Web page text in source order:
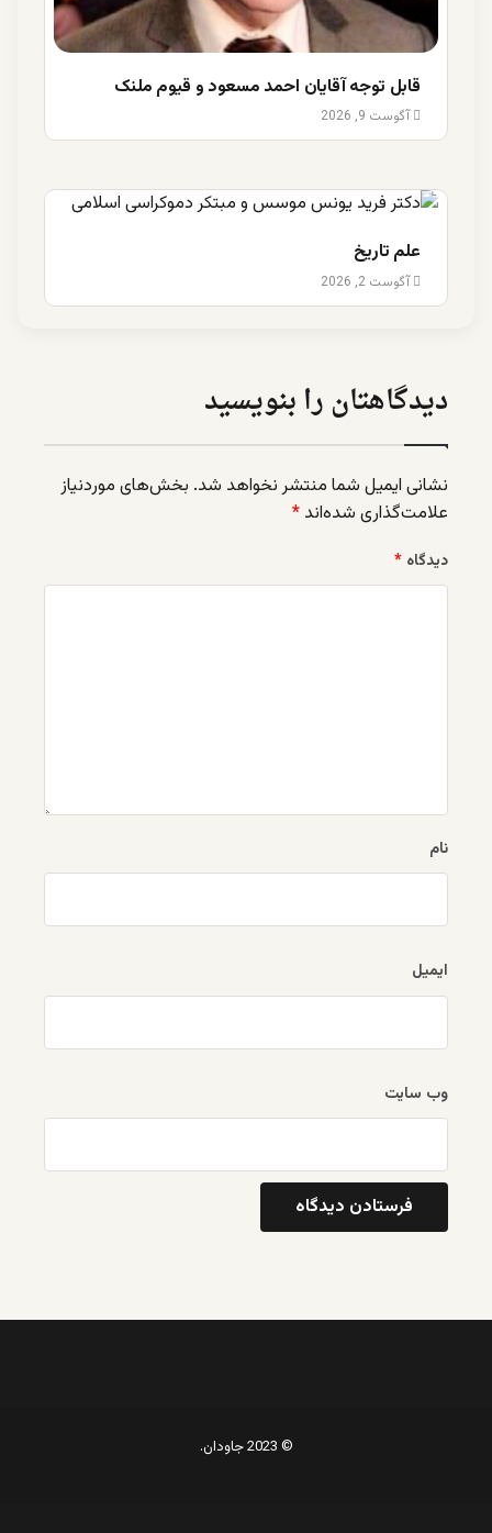
قابل توجه آقایان احمد مسعود و قیوم ملنک
آگوست 9, 2026
علم تاریخ
آگوست 2, 2026
دیدگاهتان را بنویسید
نشانی ایمیل شما منتشر نخواهد شد. بخش‌های موردنیاز
علامت‌گذاری شده‌اند *
دیدگاه *
نام
ایمیل
وب‌ سایت
© 2023 جاودان.